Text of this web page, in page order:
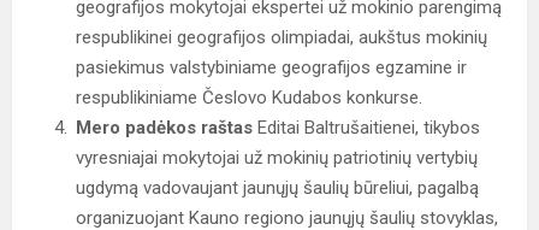
geografijos mokytojai ekspertei už mokinio parengimą
respublikinei geografijos olimpiadai, aukštus mokinių
pasiekimus valstybiniame geografijos egzamine ir
respublikiniame Česlovo Kudabos konkurse.
Mero padėkos raštas Editai Baltrušaitienei, tikybos
vyresniajai mokytojai už mokinių patriotinių vertybių
ugdymą vadovaujant jaunųjų šaulių būreliui, pagalbą
organizuojant Kauno regiono jaunųjų šaulių stovyklas,